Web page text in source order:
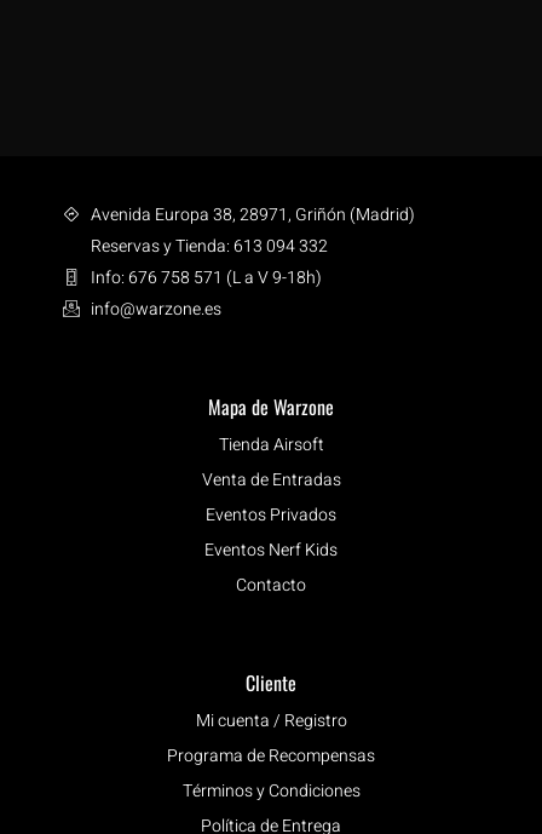
Avenida Europa 38, 28971, Griñón (Madrid)
Reservas y Tienda: 613 094 332
Info: 676 758 571 (L a V 9-18h)
info@warzone.es
Mapa de Warzone
Tienda Airsoft
Venta de Entradas
Eventos Privados
Eventos Nerf Kids
Contacto
Cliente
Mi cuenta / Registro
Programa de Recompensas
Términos y Condiciones
Política de Entrega